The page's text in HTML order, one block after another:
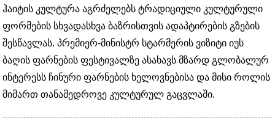
ჰაიტის კულტურა აგრძელებს ტრადიციული კულტურული
ფორმების სხვადასხვა ბაზრისთვის ადაპტირების გზების
შესწავლას. პრემიერ-მინისტრ სტარმერის ვიზიტი იუს
ბაღის ფარნების ფესტივალზე ასახავს მზარდ გლობალურ
ინტერესს ჩინური ფარნების ხელოვნებისა და მისი როლის
მიმართ თანამედროვე კულტურულ გაცვლაში.